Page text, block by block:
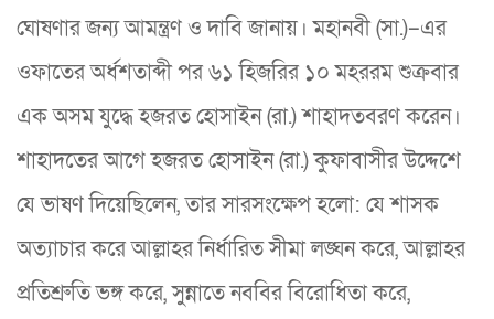
ঘোষণার জন্য আমন্ত্রণ ও দাবি জানায়। মহানবী (সা.)–এর
ওফাতের অর্ধশতাব্দী পর ৬১ হিজরির ১০ মহররম শুক্রবার
এক অসম যুদ্ধে হজরত হোসাইন (রা.) শাহাদতবরণ করেন।
শাহাদতের আগে হজরত হোসাইন (রা.) কুফাবাসীর উদ্দেশে
যে ভাষণ দিয়েছিলেন, তার সারসংক্ষেপ হলো: যে শাসক
অত্যাচার করে আল্লাহর নির্ধারিত সীমা লঙ্ঘন করে, আল্লাহর
প্রতিশ্রুতি ভঙ্গ করে, সুন্নাতে নববির বিরোধিতা করে,